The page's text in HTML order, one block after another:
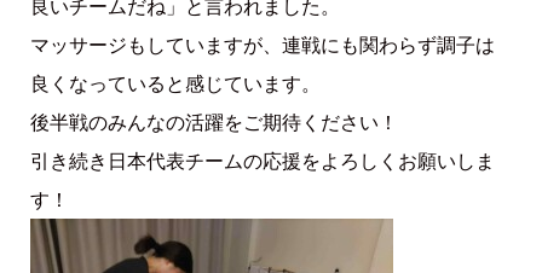
良いチームだね」と言われました。
マッサージもしていますが、連戦にも関わらず調子は
良くなっていると感じています。
後半戦のみんなの活躍をご期待ください！
引き続き日本代表チームの応援をよろしくお願いしま
す！